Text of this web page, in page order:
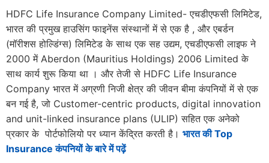
HDFC Life Insurance Company Limited- एचडीएफसी लिमिटेड,
भारत की प्रमुख हाउसिंग फाइनेंस संस्थानों में से एक है , और एबर्डन
(मॉरीशस होल्डिंग्स) लिमिटेड के साथ एक सह उद्यम, एचडीएफसी लाइफ ने
2000 में Aberdon (Mauritius Holdings) 2006 Limited के
साथ कार्य शुरू किया था । और तेजी से HDFC Life Insurance
Company भारत में अग्रणी निजी क्षेत्र की जीवन बीमा कंपनियों में से एक
बन गई है, जो Customer-centric products, digital innovation
and unit-linked insurance plans (ULIP) सहित एक अनेको
प्रकार के पोर्टफोलियो पर ध्यान केंद्रित करती है। भारत की Top
Insurance कंपनियों के बारे में पढ़ें